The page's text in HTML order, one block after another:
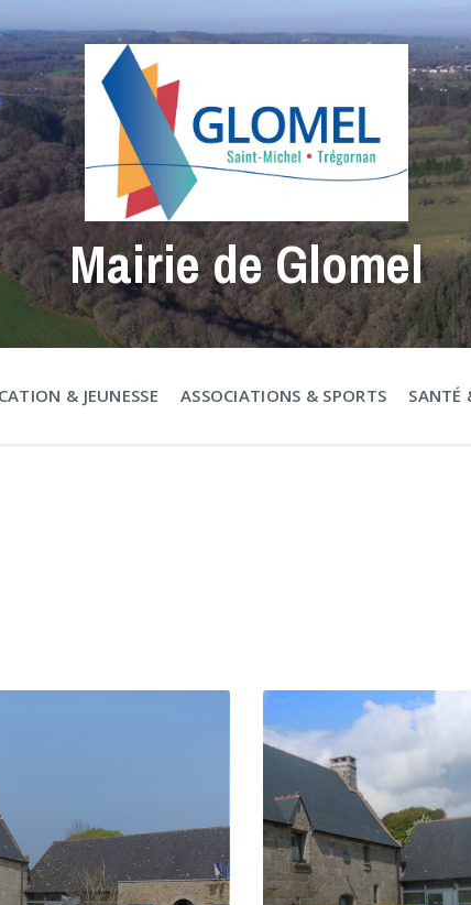
Mairie de Glomel
& JEUNESSE ASSOCIATIONS & SPORTS SANTÉ
Lire
la
suite